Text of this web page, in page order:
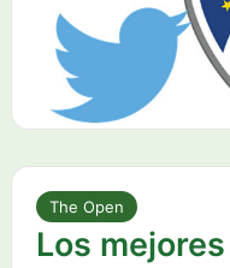
The Open
Los